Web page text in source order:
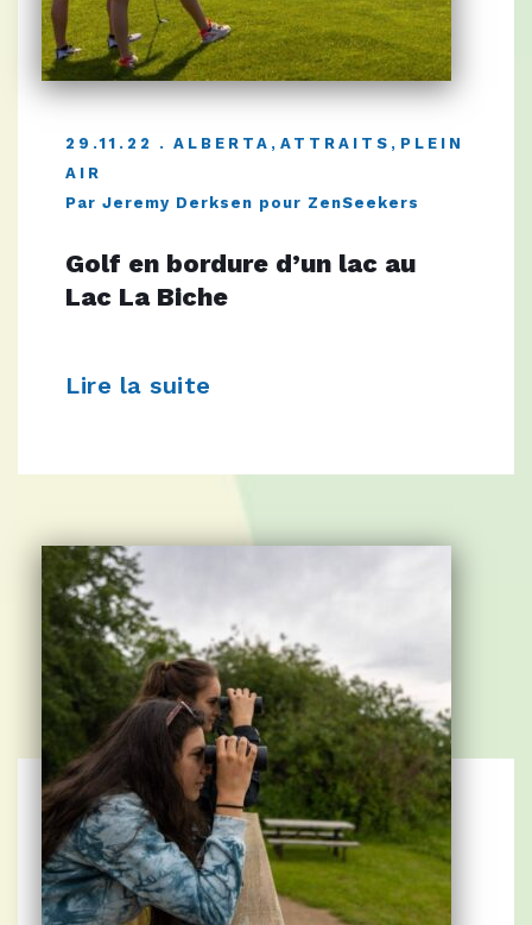
29.11.22 ALBERTA , ATTRAITS , PLEIN
AIR
Par Jeremy Derksen pour ZenSeekers
Golf en bordure d’un lac au
Lac La Biche
Lire la suite